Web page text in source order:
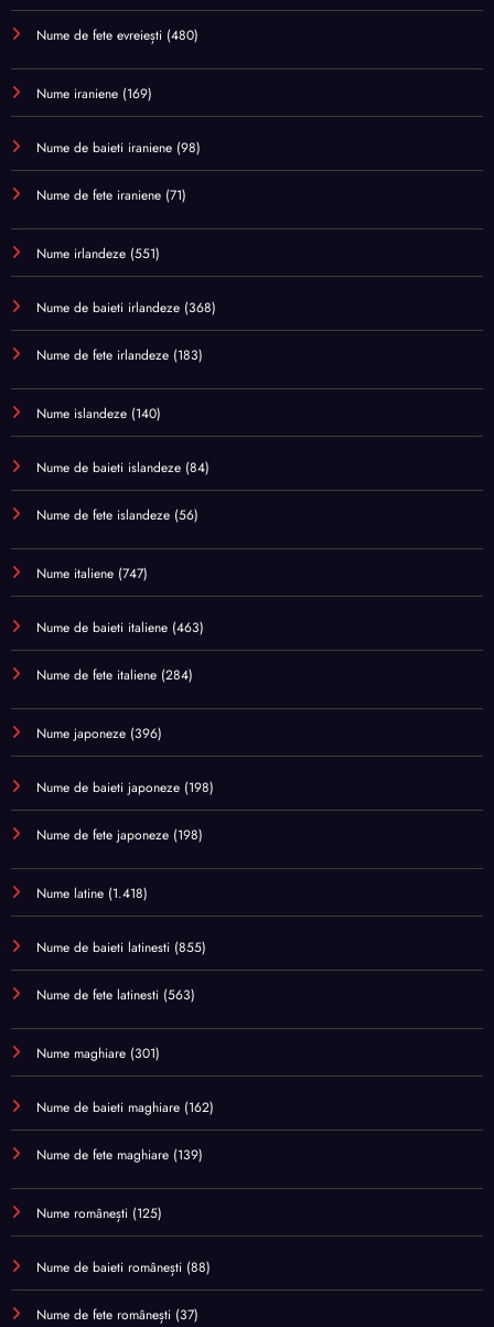
Nume de fete evreiești (480)
Nume iraniene (169)
Nume de baieti iraniene (98)
Nume de fete iraniene (71)
Nume irlandeze (551)
Nume de baieti irlandeze (368)
Nume de fete irlandeze (183)
Nume islandeze (140)
Nume de baieti islandeze (84)
Nume de fete islandeze (56)
Nume italiene (747)
Nume de baieti italiene (463)
Nume de fete italiene (284)
Nume japoneze (396)
Nume de baieti japoneze (198)
Nume de fete japoneze (198)
Nume latine (1.418)
Nume de baieti latinesti (855)
Nume de fete latinesti (563)
Nume maghiare (301)
Nume de baieti maghiare (162)
Nume de fete maghiare (139)
Nume românești (125)
Nume de baieti românești (88)
Nume de fete românești (37)